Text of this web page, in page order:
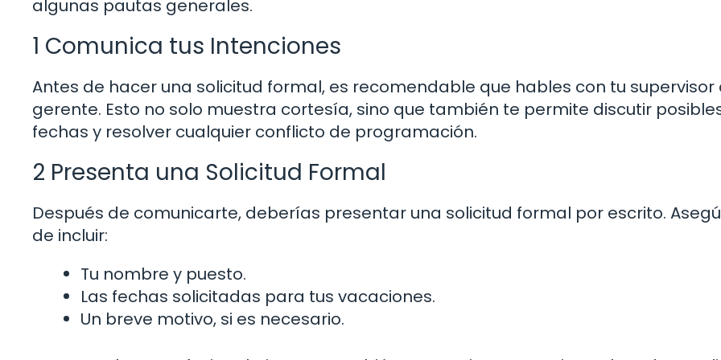
algunas pautas generales.
1 Comunica tus Intenciones
Antes de hacer una solicitud formal, es recomendable que hables con tu supervisor
gerente. Esto no solo muestra cortesía, sino que también te permite discutir
fechas y resolver cualquier conflicto de programación.
2 Presenta una Solicitud Formal
Después de comunicarte, deberías presentar una solicitud formal por escrito.
de incluir:
Tu nombre y puesto.
Las fechas solicitadas para tus vacaciones.
Un breve motivo, si es necesario.